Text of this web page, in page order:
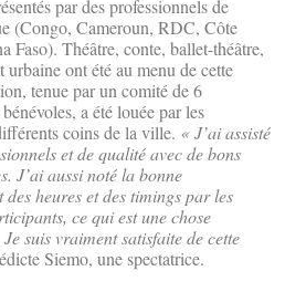
par des professionnels de
(Congo, Cameroun, RDC, Côte
Faso). Théâtre, conte, ballet-théâtre,
urbaine ont été au menu de cette
tenue par un comité de 6
a été louée par les
coins de la ville. « J’ai assisté
et de qualité avec de bons
J’ai aussi noté la bonne
heures et des timings par les
ce qui est une chose
suis vraiment satisfaite de cette
Siemo, une spectatrice.